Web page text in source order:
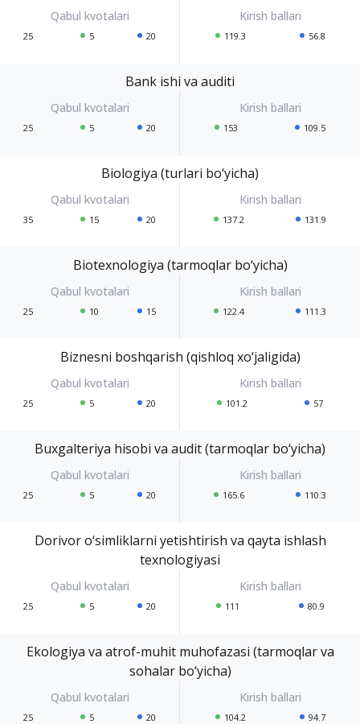
25 5 20 119.3 56.8
Bank ishi va auditi
25 5 20 153 109.5
Biologiya (turlari bo‘yicha)
35 15 20 137.2 131.9
Biotexnologiya (tarmoqlar bo‘yicha)
25 10 15 122.4 111.3
Biznesni boshqarish (qishloq xo‘jaligida)
25 5 20 101.2 57
Buxgalteriya hisobi va audit (tarmoqlar bo‘yicha)
25 5 20 165.6 110.3
Dorivor o‘simliklarni yetishtirish va qayta ishlash
texnologiyasi
25 5 20 111 80.9
Ekologiya va atrof-muhit muhofazasi (tarmoqlar va
sohalar bo‘yicha)
25 5 20 104.2 94.7